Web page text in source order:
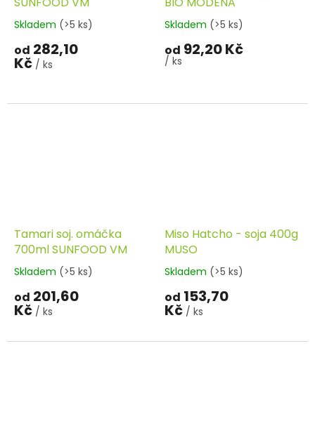
Skladem (>5 ks)
od 282,10
Kč / ks
Skladem (>5 ks)
od 92,20 Kč
/ ks
Tamari soj. omáčka
700ml SUNFOOD VM
Skladem (>5 ks)
od 201,60
Kč / ks
Miso Hatcho - soja 400g
MUSO
Skladem (>5 ks)
od 153,70
Kč / ks